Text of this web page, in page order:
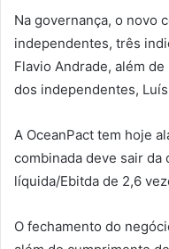
Na governança, o novo
independentes, três
Flavio Andrade, além
dos independentes,
A OceanPact tem hoje
combinada deve sair da
líquida/Ebitda de 2,6
O fechamento do